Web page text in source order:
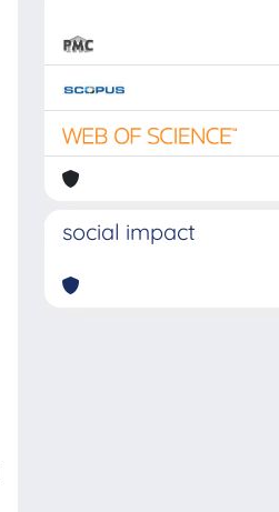
social impact